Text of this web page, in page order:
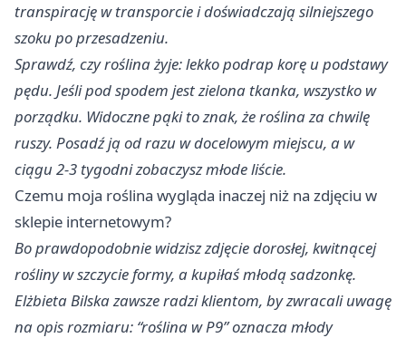
transpirację w transporcie i doświadczają silniejszego
szoku po przesadzeniu.
Sprawdź, czy roślina żyje: lekko podrap korę u podstawy
pędu. Jeśli pod spodem jest zielona tkanka, wszystko w
porządku. Widoczne pąki to znak, że roślina za chwilę
ruszy. Posadź ją od razu w docelowym miejscu, a w
ciągu 2-3 tygodni zobaczysz młode liście.
Czemu moja roślina wygląda inaczej niż na zdjęciu w
sklepie internetowym?
Bo prawdopodobnie widzisz zdjęcie dorosłej, kwitnącej
rośliny w szczycie formy, a kupiłaś młodą sadzonkę.
Elżbieta Bilska zawsze radzi klientom, by zwracali uwagę
na opis rozmiaru: “roślina w P9” oznacza młody